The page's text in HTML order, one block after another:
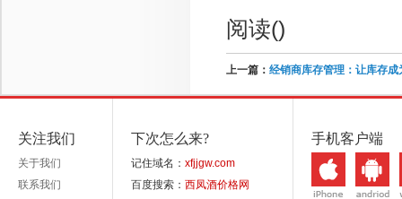
阅读()
上一篇： 经销商库存管理：让库存
关注我们
关于我们
联系我们
下次怎么来?
记住域名： xfjjgw.com
百度搜索： 西凤酒价格网
手机客户端